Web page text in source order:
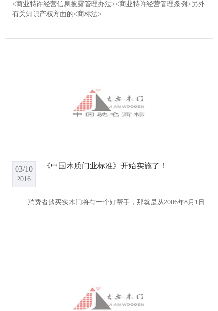
<商业特许经营信息披露管理办法><商业特许经营管理条例>另外
有关知识产权方面的<商标法>
03/10
2016
《中国木质门业标准》开始实施了！
消费者购买实木门将有一个好帮手，那就是从2006年8月1日